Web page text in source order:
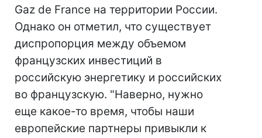
Gaz de France на территории России.
Однако он отметил, что существует
диспропорция между объемом
французских инвестиций в
российскую энергетику и российских
во французскую. "Наверно, нужно
еще какое-то время, чтобы наши
европейские партнеры привыкли к